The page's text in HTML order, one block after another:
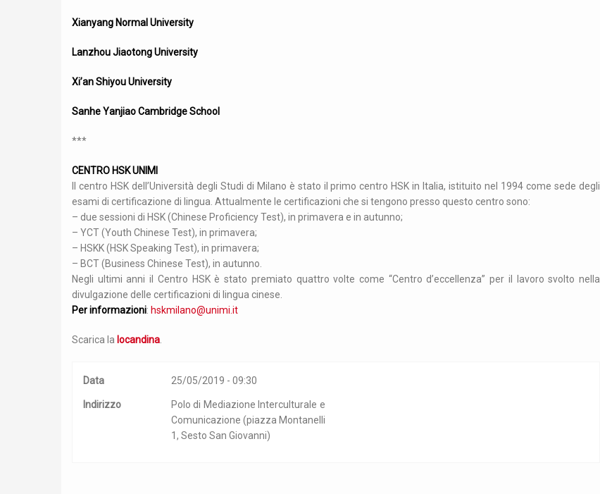
Xianyang Normal University
Lanzhou Jiaotong University
Xi’an Shiyou University
Sanhe Yanjiao Cambridge School
***
CENTRO HSK UNIMI
Il centro HSK dell’Università degli Studi di Milano è stato il primo centro HSK in Italia, istituito nel 1994 come sede degli
esami di certificazione di lingua. Attualmente le certificazioni che si tengono presso questo centro sono:
– due sessioni di HSK (Chinese Proficiency Test), in primavera e in autunno;
– YCT (Youth Chinese Test), in primavera;
– HSKK (HSK Speaking Test), in primavera;
– BCT (Business Chinese Test), in autunno.
Negli ultimi anni il Centro HSK è stato premiato quattro volte come “Centro d’eccellenza” per il lavoro svolto nella
divulgazione delle certificazioni di lingua cinese.
Per informazioni: hskmilano@unimi.it
Scarica la locandina.
Data 25/05/2019 - 09:30
Indirizzo
Polo di Mediazione Interculturale e
Comunicazione (piazza Montanelli
1, Sesto San Giovanni)